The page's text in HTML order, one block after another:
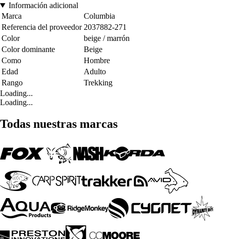
Información adicional
Marca
Columbia
Referencia del proveedor 2037882-271
Color
beige / marrón
Color dominante
Beige
Como
Hombre
Edad
Adulto
Rango
Trekking
Loading...
Loading...
Todas nuestras marcas